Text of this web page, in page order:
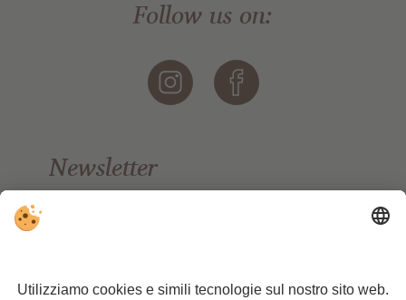
Follow us on:
Newsletter
Restate aggiornati/e